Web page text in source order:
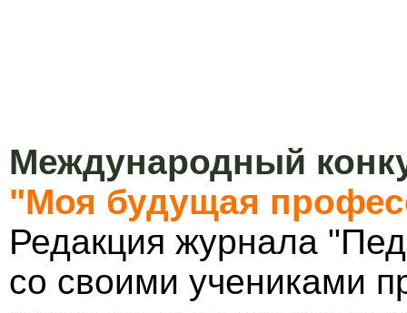
Международный
"Моя будущая
Редакция журнала
со своими учениками